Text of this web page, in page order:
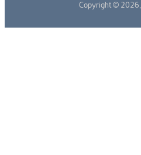
Copyright © 2026,